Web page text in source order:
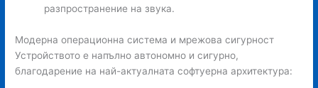
разпространение на звука.
Модерна операционна система и мрежова сигурност
Устройството е напълно автономно и сигурно,
благодарение на най-актуалната софтуерна архитектура: